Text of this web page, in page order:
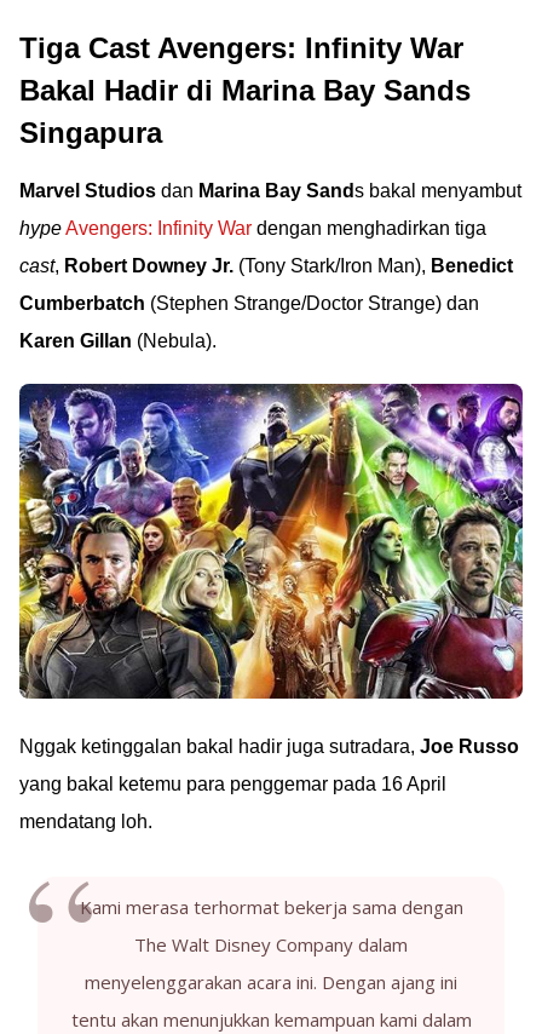
Tiga Cast Avengers: Infinity War
Bakal Hadir di Marina Bay Sands
Singapura
Marvel Studios dan Marina Bay Sands bakal menyambut
hypeAvengers: Infinity War dengan menghadirkan tiga
cast, Robert Downey Jr. (Tony Stark/Iron Man), Benedict
Cumberbatch (Stephen Strange/Doctor Strange) dan
Karen Gillan (Nebula).
Nggak ketinggalan bakal hadir juga sutradara, Joe Russo
yang bakal ketemu para penggemar pada 16 April
mendatang loh.
Kami merasa terhormat bekerja sama dengan
The Walt Disney Company dalam
menyelenggarakan acara ini. Dengan ajang ini
tentu akan menunjukkan kemampuan kami dalam